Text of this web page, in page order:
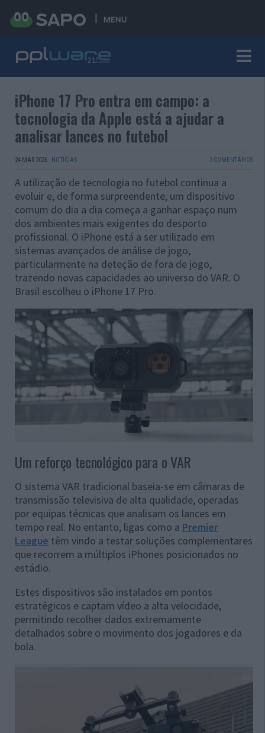
MENU
iPhone 17 Pro entra em campo: a
tecnologia da Apple está a ajudar a
analisar lances no futebol
24 MAR 2026 · NOTÍCIAS 3 COMENTÁRIOS
A utilização de tecnologia no futebol continua a
evoluir e, de forma surpreendente, um dispositivo
comum do dia a dia começa a ganhar espaço num
dos ambientes mais exigentes do desporto
profissional. O iPhone está a ser utilizado em
sistemas avançados de análise de jogo,
particularmente na deteção de fora de jogo,
trazendo novas capacidades ao universo do VAR. O
Brasil escolheu o iPhone 17 Pro.
Um reforço tecnológico para o VAR
O sistema VAR tradicional baseia-se em câmaras de
transmissão televisiva de alta qualidade, operadas
por equipas técnicas que analisam os lances em
tempo real. No entanto, ligas como a Premier
League têm vindo a testar soluções complementares
que recorrem a múltiplos iPhones posicionados no
estádio.
Estes dispositivos são instalados em pontos
estratégicos e captam vídeo a alta velocidade,
permitindo recolher dados extremamente
detalhados sobre o movimento dos jogadores e da
bola.